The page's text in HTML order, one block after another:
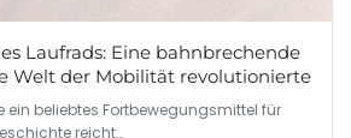
Laufrads: Eine bahnbrechende
Welt der Mobilität revolutionierte
ein beliebtes Fortbewegungsmittel für
reicht…